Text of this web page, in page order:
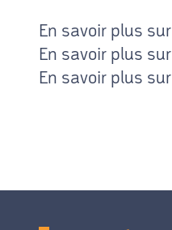
En savoir plus
En savoir plus
En savoir plus